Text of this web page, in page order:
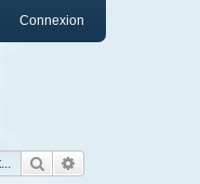
Connexion
Rechercher